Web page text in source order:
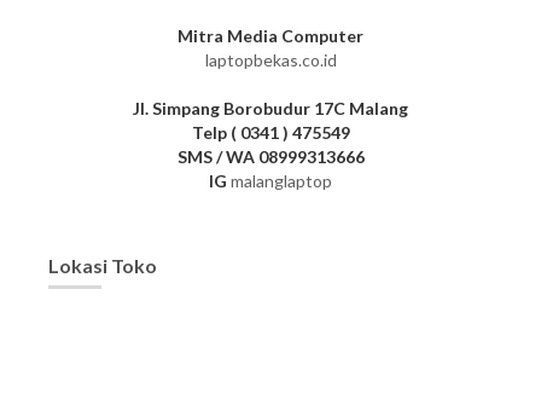
Mitra Media Computer
laptopbekas.co.id
Jl. Simpang Borobudur 17C Malang
Telp ( 0341 ) 475549
SMS / WA 08999313666
IG malanglaptop
Lokasi Toko